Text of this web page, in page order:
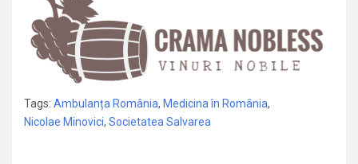
Tags: Ambulanța România, Medicina în România,
Nicolae Minovici, Societatea Salvarea